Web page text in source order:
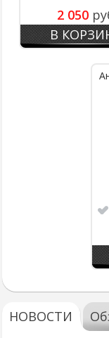
2 050
В
НОВОСТИ